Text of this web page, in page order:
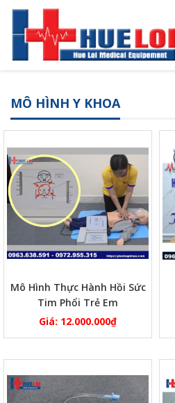
MÔ HÌNH Y KHOA
Mô Hình Thực Hành Hồi Sức
Tim Phổi Trẻ Em
Giá: 12.000.000₫